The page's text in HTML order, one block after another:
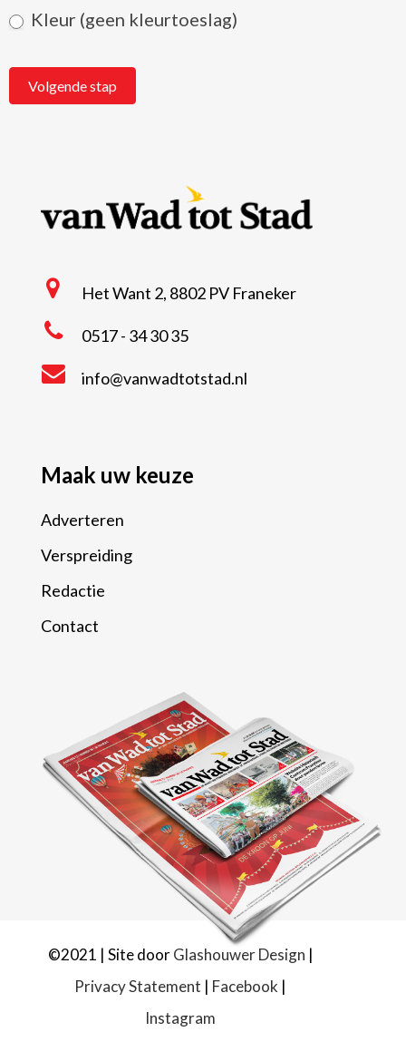
Kleur (geen kleurtoeslag)
Volgende stap
Het Want 2, 8802 PV Franeker
0517 - 34 30 35
info@vanwadtotstad.nl
Maak uw keuze
Adverteren
Verspreiding
Redactie
Contact
©2021 | Site doorGlashouwer Design |
Privacy Statement | Facebook |
Instagram